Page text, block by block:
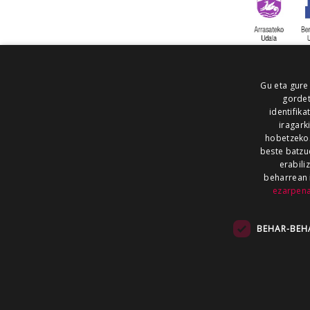
ALEA
NOAUA
Gu eta
hobetzeko.
beste
BEHAR-